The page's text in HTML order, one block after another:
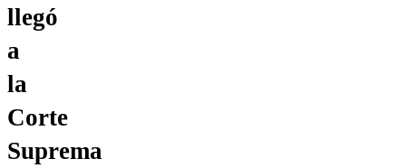
llegó
a
la
Corte
Suprema